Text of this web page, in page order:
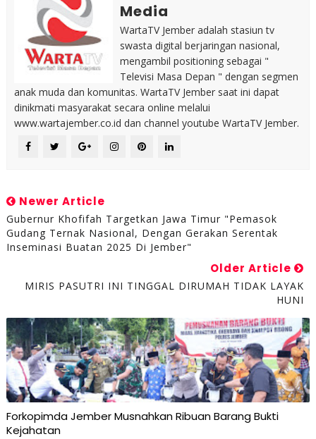
Media
WartaTV Jember adalah stasiun tv
swasta digital berjaringan nasional,
mengambil positioning sebagai "
Televisi Masa Depan " dengan segmen
anak muda dan komunitas. WartaTV Jember saat ini dapat
dinikmati masyarakat secara online melalui
www.wartajember.co.id dan channel youtube WartaTV Jember.
Newer Article
Gubernur Khofifah Targetkan Jawa Timur "Pemasok
Gudang Ternak Nasional, Dengan Gerakan Serentak
Inseminasi Buatan 2025 Di Jember"
Older Article
MIRIS PASUTRI INI TINGGAL DIRUMAH TIDAK LAYAK
HUNI
Forkopimda Jember Musnahkan Ribuan Barang Bukti
Kejahatan